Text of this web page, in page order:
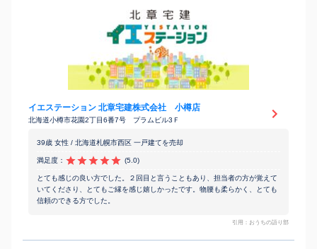
イエステーション 北章宅建株式会社 小樽店
北海道小樽市花園2丁目6番7号 プラムビル3Ｆ
39歳 女性 / 北海道札幌市西区 一戸建てを売却
満足度： (5.0)
とても感じの良い方でした。２回目と言うこともあり、担当者の方が覚えて
いてくださり、とてもご縁を感じ嬉しかったです。物腰も柔らかく、とても
信頼のできる方でした。
引用：おうちの語り部